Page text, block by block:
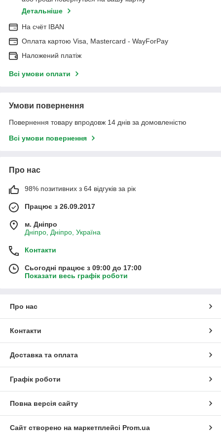
Детальніше
На cчёт IBAN
Оплата картою Visa, Mastercard - WayForPay
Наложений платіж
Всі умови оплати
Умови повернення
Повернення товару впродовж 14 днів за домовленістю
Всі умови повернення
Про нас
98% позитивних з 64 відгуків за рік
Працює з 26.09.2017
м. Дніпро
Дніпро, Дніпро, Україна
Контакти
Сьогодні працює з 09:00 до 17:00
Показати весь графік роботи
Про нас
Контакти
Доставка та оплата
Графік роботи
Повна версія сайту
Сайт створено на маркетплейсі Prom.ua